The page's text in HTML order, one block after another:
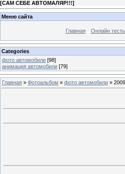
[САМ СЕБЕ АВТОМАЛЯР!!!]
Меню сайта
Главная Онлайн
Categories
фото автомобили [98]
анимация автомобили [79]
Главная » Фотоальбом » фото автомобили »